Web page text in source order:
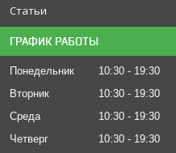
Статьи
ГРАФИК РАБОТЫ
Понедельник 10:30
19:30
Вторник
10:30
19:30
Среда
10:30
19:30
Четверг
10:30
19:30